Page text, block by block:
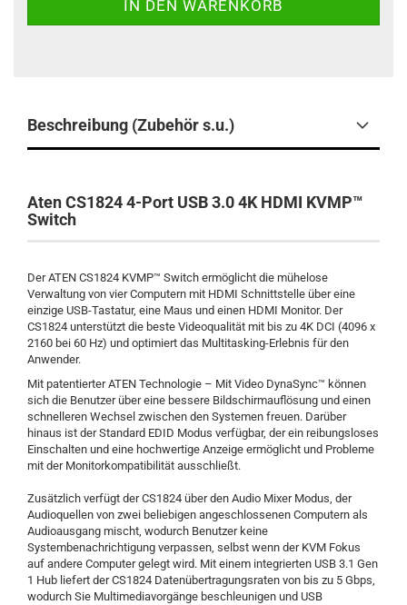
Beschreibung (Zubehör s.u.)
Aten CS1824 4-Port USB 3.0 4K HDMI KVMP™
Switch
Der ATEN CS1824 KVMP™ Switch ermöglicht die mühelose
Verwaltung von vier Computern mit HDMI Schnittstelle über eine
einzige USB-Tastatur, eine Maus und einen HDMI Monitor. Der
CS1824 unterstützt die beste Videoqualität mit bis zu 4K DCI (4096 x
2160 bei 60 Hz) und optimiert das Multitasking-Erlebnis für den
Anwender.
Mit patentierter ATEN Technologie – Mit Video DynaSync™ können
sich die Benutzer über eine bessere Bildschirmauflösung und einen
schnelleren Wechsel zwischen den Systemen freuen. Darüber
hinaus ist der Standard EDID Modus verfügbar, der ein reibungsloses
Einschalten und eine hochwertige Anzeige ermöglicht und Probleme
mit der Monitorkompatibilität ausschließt.
Zusätzlich verfügt der CS1824 über den Audio Mixer Modus, der
Audioquellen von zwei beliebigen angeschlossenen Computern als
Audioausgang mischt, wodurch Benutzer keine
Systembenachrichtigung verpassen, selbst wenn der KVM Fokus
auf andere Computer gelegt wird. Mit einem integrierten USB 3.1 Gen
1 Hub liefert der CS1824 Datenübertragungsraten von bis zu 5 Gbps,
wodurch Sie Multimediavorgänge beschleunigen und USB